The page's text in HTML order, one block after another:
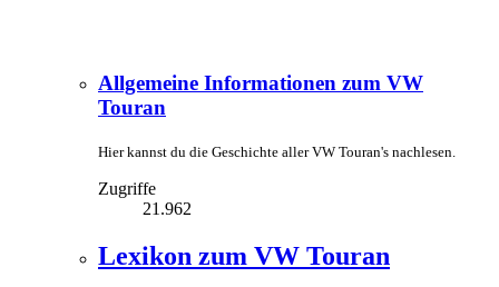
Allgemeine Informationen zum VW
Touran
Hier kannst du die Geschichte aller VW Touran's nachlesen.
Zugriffe
21.962
Lexikon zum VW Touran